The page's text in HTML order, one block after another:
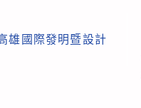
雄國際發明暨設計